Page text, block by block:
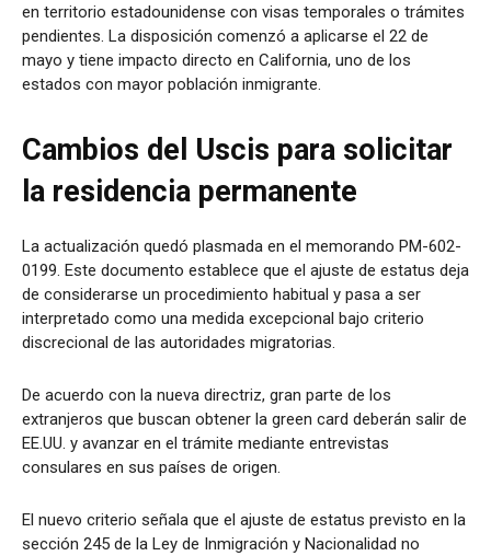
en territorio estadounidense con visas temporales o trámites
pendientes. La disposición comenzó a aplicarse el 22 de
mayo y tiene impacto directo en California, uno de los
estados con mayor población inmigrante.
Cambios del Uscis para solicitar
la residencia permanente
La actualización quedó plasmada en el memorando PM-602-
0199. Este documento establece que el ajuste de estatus deja
de considerarse un procedimiento habitual y pasa a ser
interpretado como una medida excepcional bajo criterio
discrecional de las autoridades migratorias.
De acuerdo con la nueva directriz, gran parte de los
extranjeros que buscan obtener la green card deberán salir de
EE.UU. y avanzar en el trámite mediante entrevistas
consulares en sus países de origen.
El nuevo criterio señala que el ajuste de estatus previsto en la
sección 245 de la Ley de Inmigración y Nacionalidad no